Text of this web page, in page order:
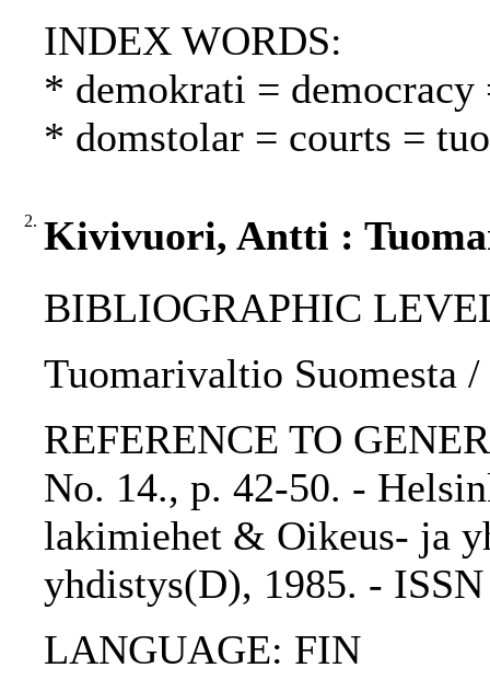
INDEX WORDS:
* demokrati = democracy
* domstolar = courts =
2. Kivivuori, Antti :
BIBLIOGRAPHIC
Tuomarivaltio Suomesta
REFERENCE TO
No. 14., p. 42-50. -
lakimiehet & Oikeus- ja
yhdistys(D), 1985. -
LANGUAGE: FIN